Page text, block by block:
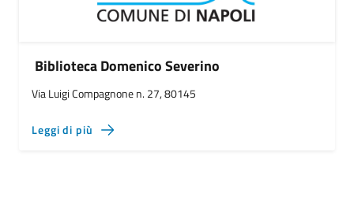
Biblioteca Domenico Severino
Via Luigi Compagnone n. 27, 80145
Leggi di più